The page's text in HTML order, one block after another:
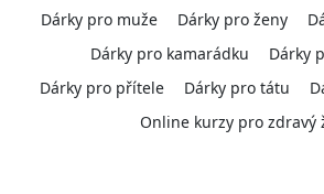
Dárky pro muže Dárky pro ženy
Dárky pro kamarádku
Dárky
Dárky pro přítele
Dárky pro tátu
Online kurzy pro zdravý